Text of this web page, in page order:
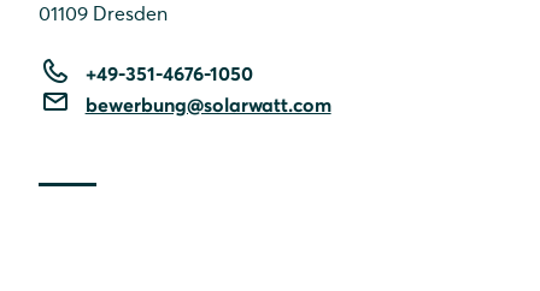
01109 Dresden
+49-351-4676-1050
bewerbung@solarwatt.com